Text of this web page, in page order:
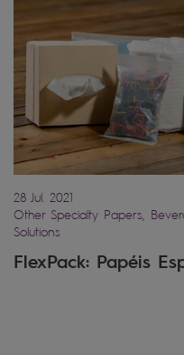
28 Jul. 2021
Other Specialty Papers,
Solutions
FlexPack: Papéis